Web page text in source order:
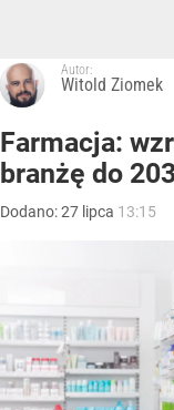
Autor:
Witold Ziomek
Farmacja:
branżę do
Dodano:27 lipca 13:15